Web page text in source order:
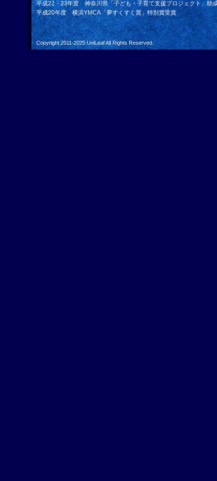
平成22・23年度 神奈川県「子ども・子育て支援プロジェクト」助
平成20年度 横浜YMCA「夢すくすく賞」特別賞受賞
Copyright 2011-2025 UniLeafAll Rights Reserved.